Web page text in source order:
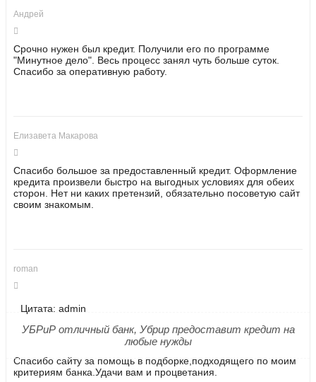
Андрей
Срочно нужен был кредит. Получили его по программе
"Минутное дело". Весь процесс занял чуть больше суток.
Спасибо за оперативную работу.
Елизавета Макарова
Спасибо большое за предоставленный кредит. Оформление
кредита произвели быстро на выгодных условиях для обеих
сторон. Нет ни каких претензий, обязательно посоветую сайт
своим знакомым.
roman
Цитата: admin
УБРиР отличный банк, Убрир предоставит кредит на
любые нужды
Спасибо сайту за помощь в подборке,подходящего по моим
критериям банка.Удачи вам и процветания.